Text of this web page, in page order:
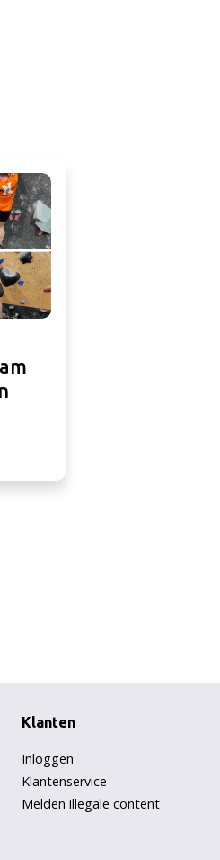
Klanten
Inloggen
Klantenservice
Melden illegale content